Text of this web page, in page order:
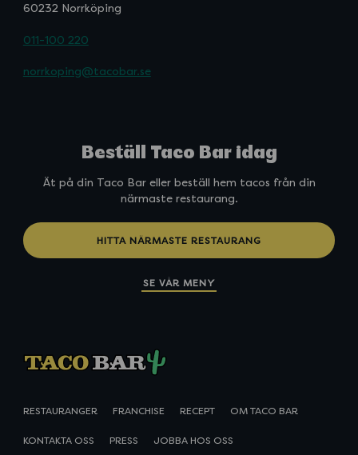
60232 Norrköping
011-100 220
norrkoping@tacobar.se
Beställ Taco Bar idag
Ät på din Taco Bar eller beställ hem tacos från din
närmaste restaurang.
HITTA NÄRMASTE RESTAURANG
SE VÅR MENY
RESTAURANGER FRANCHISE RECEPT OM TACO BAR
KONTAKTA OSS PRESS JOBBA HOS OSS